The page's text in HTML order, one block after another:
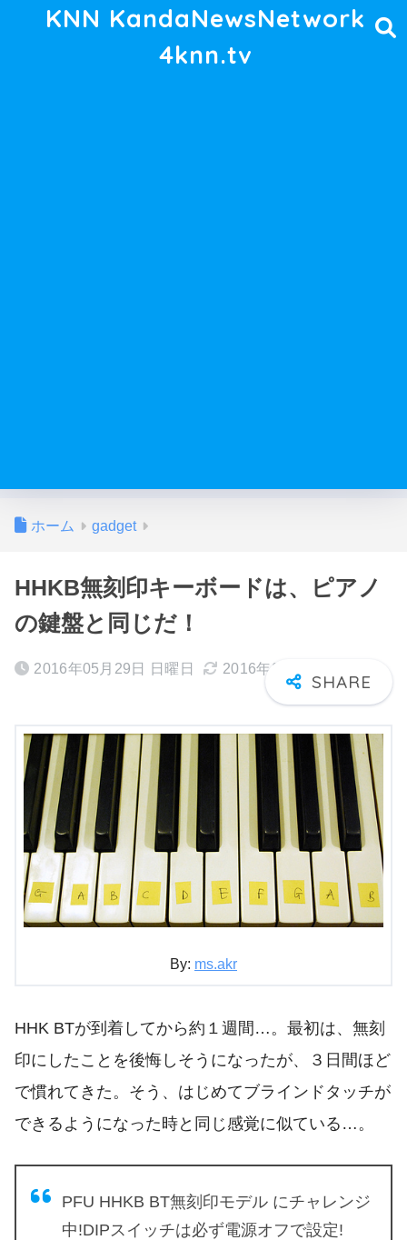
KNN KandaNewsNetwork
4knn.tv
ホーム gadget
HHKB無刻印キーボードは、ピアノ
の鍵盤と同じだ！
2016年05月29日 日曜日 2016年05月30日 月曜日
By: ms.akr
HHK BTが到着してから約１週間…。最初は、無刻
印にしたことを後悔しそうになったが、３日間ほど
で慣れてきた。そう、はじめてブラインドタッチが
できるようになった時と同じ感覚に似ている…。
PFU HHKB BT無刻印モデル にチャレンジ
中!DIPスイッチは必ず電源オフで設定!